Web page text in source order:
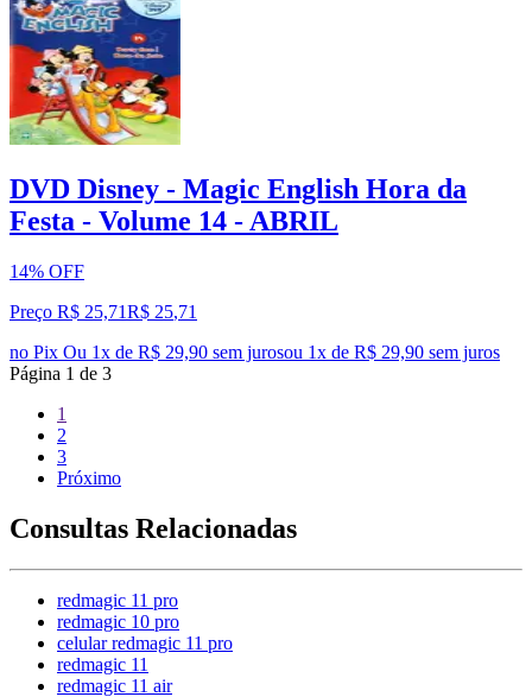
DVD Disney - Magic English Hora da
Festa - Volume 14 - ABRIL
14% OFF
Preço R$ 25,71R$ 25,71
no Pix Ou 1x de R$ 29,90 sem jurosou 1x de R$ 29,90 sem juros
Página 1 de 3
1
2
3
Próximo
Consultas Relacionadas
redmagic 11 pro
redmagic 10 pro
celular redmagic 11 pro
redmagic 11
redmagic 11 air